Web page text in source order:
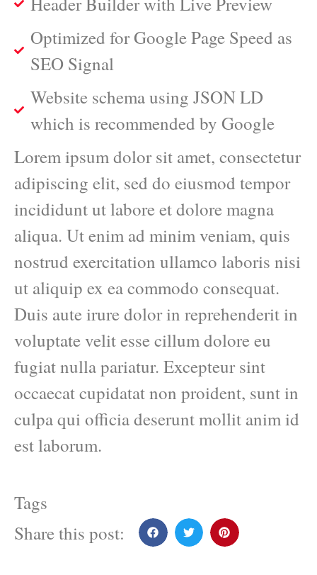
Optimized for Google Page Speed as
SEO Signal
Website schema using JSON LD
which is recommended by Google
Lorem ipsum dolor sit amet, consectetur
adipiscing elit, sed do eiusmod tempor
incididunt ut labore et dolore magna
aliqua. Ut enim ad minim veniam, quis
nostrud exercitation ullamco laboris nisi
ut aliquip ex ea commodo consequat.
Duis aute irure dolor in reprehenderit in
voluptate velit esse cillum dolore eu
fugiat nulla pariatur. Excepteur sint
occaecat cupidatat non proident, sunt in
culpa qui officia deserunt mollit anim id
est laborum.
Tags
Share this post: